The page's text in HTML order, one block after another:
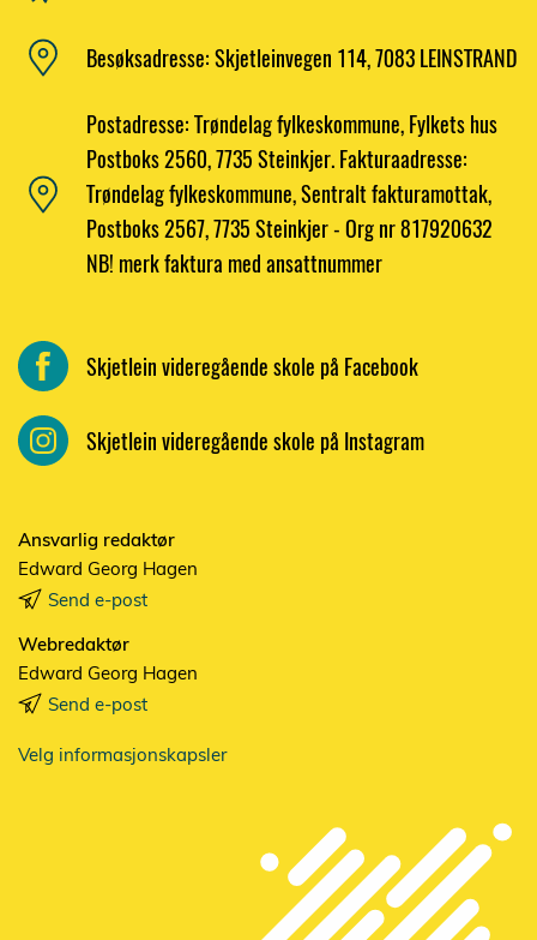
Besøksadresse: Skjetleinvegen 114, 7083 LEINSTRAND
Postadresse: Trøndelag fylkeskommune, Fylkets hus
Postboks 2560, 7735 Steinkjer. Fakturaadresse:
Trøndelag fylkeskommune, Sentralt fakturamottak,
Postboks 2567, 7735 Steinkjer - Org nr 817920632
NB! merk faktura med ansattnummer
Skjetlein videregående skole på Facebook
Skjetlein videregående skole på Instagram
Ansvarlig redaktør
Edward Georg Hagen
Send e-post
Webredaktør
Edward Georg Hagen
Send e-post
Velg informasjonskapsler